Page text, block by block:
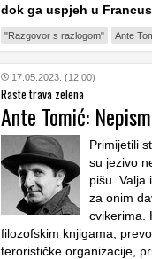
dok ga uspjeh u
"Razgovor s razlogom" Ante
17.05.2023. (12:00)
Raste trava zelena
Ante Tomić:
Primijetili
su jezivo
pišu. Valja
za onim
cvikerima.
filozofskim knjigama,
terorističke organizacije,